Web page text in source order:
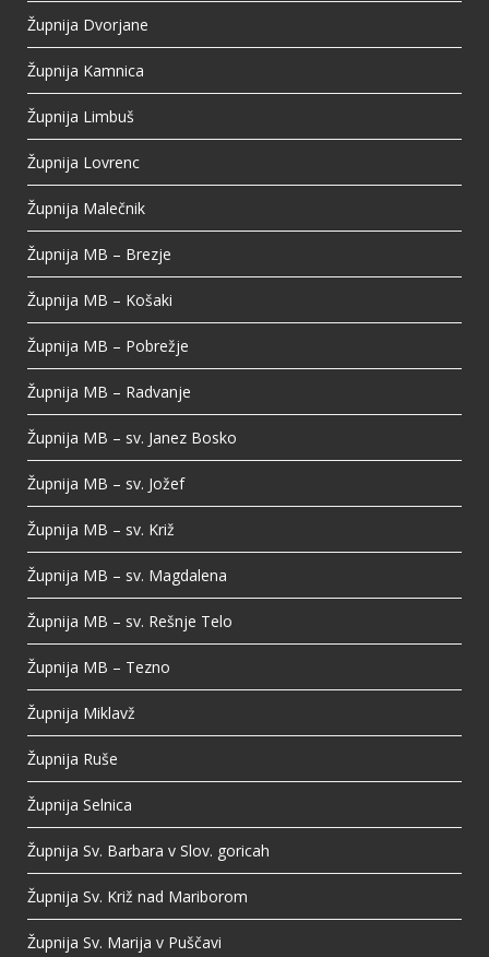
Župnija Dvorjane
Župnija Kamnica
Župnija Limbuš
Župnija Lovrenc
Župnija Malečnik
Župnija MB – Brezje
Župnija MB – Košaki
Župnija MB – Pobrežje
Župnija MB – Radvanje
Župnija MB – sv. Janez Bosko
Župnija MB – sv. Jožef
Župnija MB – sv. Križ
Župnija MB – sv. Magdalena
Župnija MB – sv. Rešnje Telo
Župnija MB – Tezno
Župnija Miklavž
Župnija Ruše
Župnija Selnica
Župnija Sv. Barbara v Slov. goricah
Župnija Sv. Križ nad Mariborom
Župnija Sv. Marija v Puščavi